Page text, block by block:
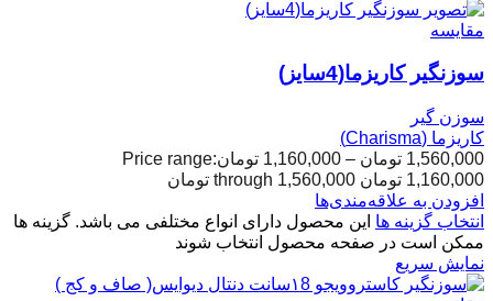
مقایسه
سوزنگیر کاریزما(4سایز)
سوزن گیر
کاریزما (Charisma)
1,560,000 تومان –
1,160,000 تومانPrice range:
1,160,000 تومان through 1,560,000 تومان
افزودن به علاقه‌مندی‌ها
انتخاب گزینه ها این محصول دارای انواع مختلفی می باشد. گزینه ها
ممکن است در صفحه محصول انتخاب شوند
نمایش سریع